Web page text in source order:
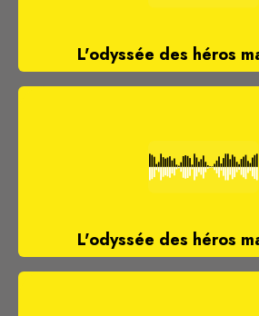
L'odyssée des héros
L'odyssée des héros